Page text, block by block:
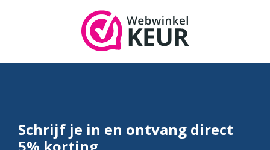
Schrijf je in en ontvang direct